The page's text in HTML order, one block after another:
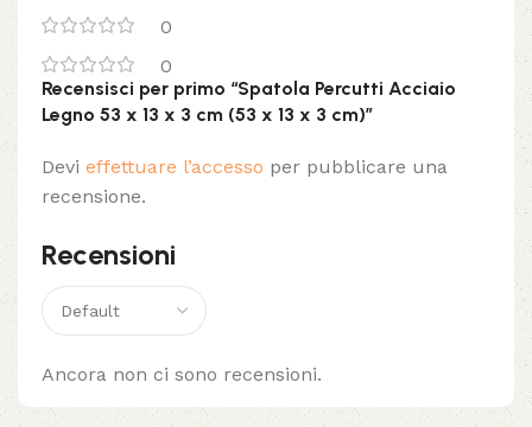
0
0
Recensioni
Ancora non ci sono recensioni.
Recensisci per primo “Spatola Percutti Acciaio
Legno 53 x 13 x 3 cm (53 x 13 x 3 cm)”
Devi effettuare l’accesso per pubblicare una
recensione.